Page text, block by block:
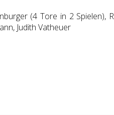
(4 Tore in 2 Spielen),
Judith Vatheuer